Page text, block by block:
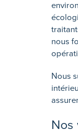
nous
Nous
Nos